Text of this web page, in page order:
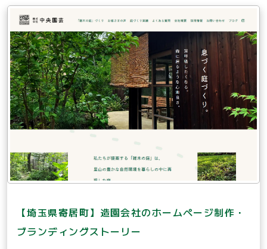
【埼玉県寄居町】造園会社のホームページ制作・
ブランディングストーリー